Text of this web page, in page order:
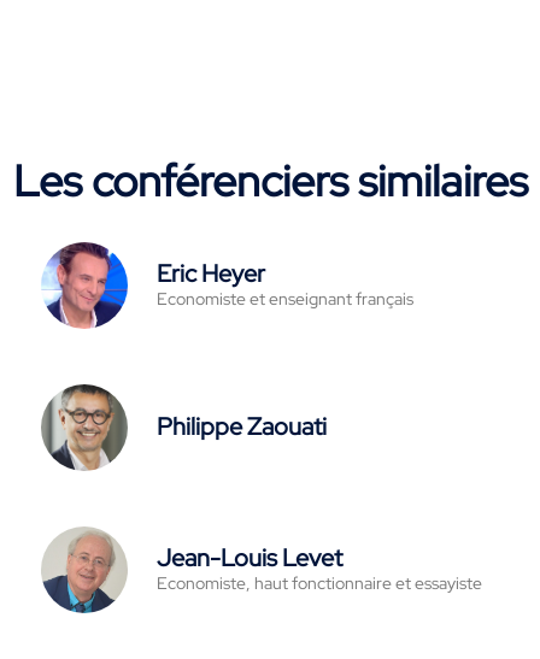
Les conférenciers similaires
Eric Heyer
Economiste et enseignant français
Philippe Zaouati
Jean-Louis Levet
Economiste, haut fonctionnaire et essayiste